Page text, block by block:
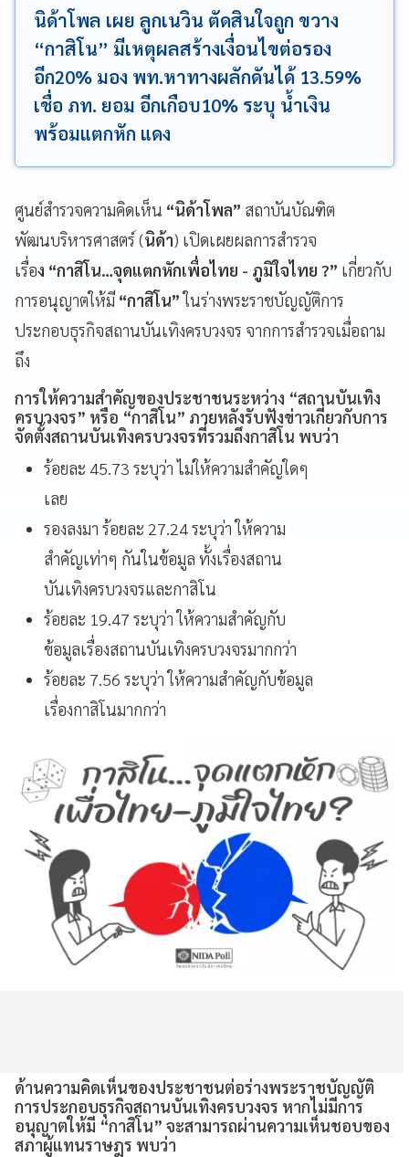
นิด้าโพล เผย ลูกเนวิน ตัดสินใจถูก ขวาง
“กาสิโน” มีเหตุผลสร้างเงื่อนไขต่อรอง
อีก20% มอง พท.หาทางผลักดันได้ 13.59%
เชื่อ ภท. ยอม อีกเกือบ10% ระบุ น้ำเงิน
พร้อมแตกหัก แดง
ศูนย์สำรวจความคิดเห็น “นิด้าโพล” สถาบันบัณฑิต
พัฒนบริหารศาสตร์ (นิด้า) เปิดเผยผลการสำรวจ
เรื่อง “กาสิโน…จุดแตกหักเพื่อไทย - ภูมิใจไทย ?” เกี่ยวกับ
การอนุญาตให้มี “กาสิโน”ในร่างพระราชบัญญัติการ
ประกอบธุรกิจสถานบันเทิงครบวงจร จากการสำรวจเมื่อถาม
ถึง
การให้ความสำคัญของประชาชนระหว่าง “สถานบันเทิง
ครบวงจร” หรือ “กาสิโน” ภายหลังรับฟังข่าวเกี่ยวกับการ
จัดตั้งสถานบันเทิงครบวงจรที่รวมถึงกาสิโน พบว่า
ร้อยละ 45.73 ระบุว่า ไม่ให้ความสำคัญใดๆ
เลย
รองลงมา ร้อยละ 27.24 ระบุว่า ให้ความ
สำคัญเท่าๆ กันในข้อมูล ทั้งเรื่องสถาน
บันเทิงครบวงจรและกาสิโน
ร้อยละ 19.47 ระบุว่า ให้ความสำคัญกับ
ข้อมูลเรื่องสถานบันเทิงครบวงจรมากกว่า
ร้อยละ 7.56 ระบุว่า ให้ความสำคัญกับข้อมูล
เรื่องกาสิโนมากกว่า
ด้านความคิดเห็นของประชาชนต่อร่างพระราชบัญญัติ
การประกอบธุรกิจสถานบันเทิงครบวงจร หากไม่มีการ
อนุญาตให้มี “กาสิโน” จะสามารถผ่านความเห็นชอบของ
สภาผู้แทนราษฎร พบว่า